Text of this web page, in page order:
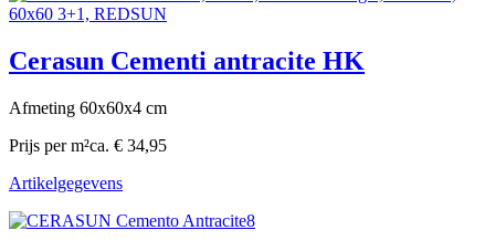
Cerasun Cementi antracite HK
Afmeting 60x60x4 cm
Prijs per m²ca. € 34,95
Artikelgegevens